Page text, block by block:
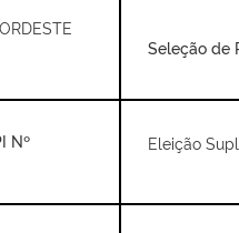
Seleção de
Nº
Eleição